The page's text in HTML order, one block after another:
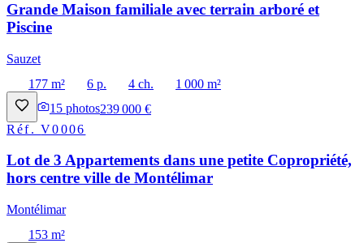
Grande Maison familiale avec terrain arboré et
Piscine
Sauzet
177 m²
6 p. 4 ch.
1 000 m²
15 photos239 000 €
Réf.V0006
Lot de 3 Appartements dans une petite Copropriété,
hors centre ville de Montélimar
Montélimar
153 m²